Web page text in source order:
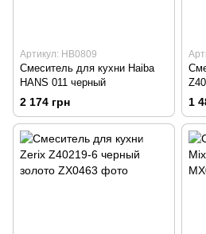
Артикул: HB0809
Смеситель для кухни Haiba
HANS 011 черный
2 174 грн 1